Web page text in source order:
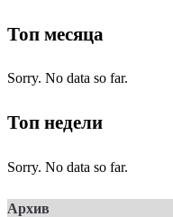
Топ месяца
Sorry. No data so far.
Топ недели
Sorry. No data so far.
Архив